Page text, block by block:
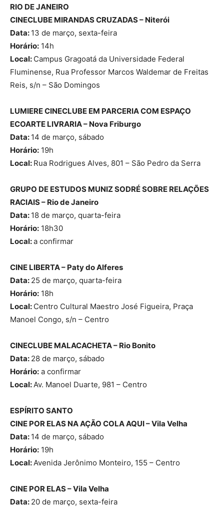
RIO DE JANEIRO
CINECLUBE MIRANDAS CRUZADAS – Niterói
Data: 13 de março, sexta-feira
Horário: 14h
Local: Campus Gragoatá da Universidade Federal
Fluminense, Rua Professor Marcos Waldemar de Freitas
Reis, s/n – São Domingos
LUMIERE CINECLUBE EM PARCERIA COM ESPAÇO
ECOARTE LIVRARIA – Nova Friburgo
Data: 14 de março, sábado
Horário: 19h
Local: Rua Rodrigues Alves, 801 – São Pedro da Serra
GRUPO DE ESTUDOS MUNIZ SODRÉ SOBRE RELAÇÕES
RACIAIS – Rio de Janeiro
Data: 18 de março, quarta-feira
Horário: 18h30
Local:a confirmar
CINE LIBERTA – Paty do Alferes
Data: 25 de março, quarta-feira
Horário: 18h
Local: Centro Cultural Maestro José Figueira, Praça
Manoel Congo, s/n – Centro
CINECLUBE MALACACHETA – Rio Bonito
Data: 28 de março, sábado
Horário: a confirmar
Local:Av. Manoel Duarte, 981 – Centro
ESPÍRITO SANTO
CINE POR ELAS NA AÇÃO COLA AQUI – Vila Velha
Data: 14 de março, sábado
Horário: 19h
Local:Avenida Jerônimo Monteiro, 155 – Centro
CINE POR ELAS – Vila Velha
Data: 20 de março, sexta-feira